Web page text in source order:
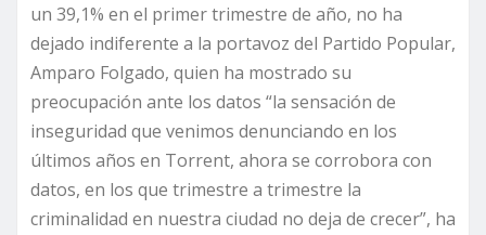
un 39,1% en el primer trimestre de año, no ha
dejado indiferente a la portavoz del Partido Popular,
Amparo Folgado, quien ha mostrado su
preocupación ante los datos “la sensación de
inseguridad que venimos denunciando en los
últimos años en Torrent, ahora se corrobora con
datos, en los que trimestre a trimestre la
criminalidad en nuestra ciudad no deja de crecer”, ha